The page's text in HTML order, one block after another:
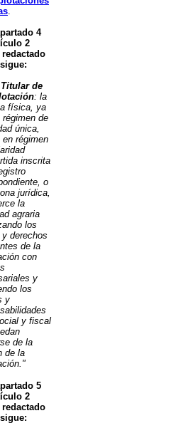
.
4
2
Titular de
: la
física, ya
régimen de
única,
régimen
inscrita
o
jurídica,
la
agraria
los
derechos
de la
con
y
los
y
y fiscal
de la
de la
5
2